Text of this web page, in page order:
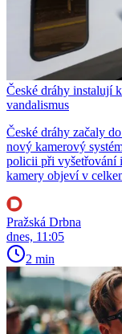
České dráhy instalují
vandalismus
České dráhy začaly
nový kamerový
policii při vyšetřování
kamery objeví v
Pražská Drbna
dnes, 11:05
2 min